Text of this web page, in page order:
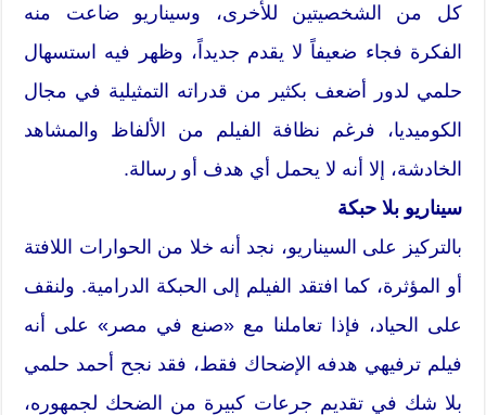
كل من الشخصيتين للأخرى، وسيناريو ضاعت منه
الفكرة فجاء ضعيفاً لا يقدم جديداً، وظهر فيه استسهال
حلمي لدور أضعف بكثير من قدراته التمثيلية في مجال
الكوميديا، فرغم نظافة الفيلم من الألفاظ والمشاهد
الخادشة، إلا أنه لا يحمل أي هدف أو رسالة.
سيناريو بلا حبكة
بالتركيز على السيناريو، نجد أنه خلا من الحوارات اللافتة
أو المؤثرة، كما افتقد الفيلم إلى الحبكة الدرامية. ولنقف
على الحياد، فإذا تعاملنا مع «صنع في مصر» على أنه
فيلم ترفيهي هدفه الإضحاك فقط، فقد نجح أحمد حلمي
بلا شك في تقديم جرعات كبيرة من الضحك لجمهوره،